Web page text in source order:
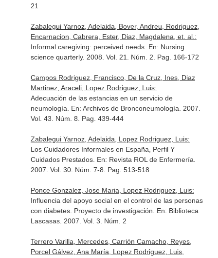
21
Zabalegui Yarnoz, Adelaida, Bover, Andreu, Rodriguez,
Encarnacion, Cabrera, Ester, Diaz, Magdalena, et. al.:
Informal caregiving: perceived needs. En: Nursing
science quarterly. 2008. Vol. 21. Núm. 2. Pag. 166-172
Campos Rodriguez, Francisco, De la Cruz, Ines, Diaz
Martinez, Araceli, Lopez Rodriguez, Luis:
Adecuación de las estancias en un servicio de
neumología. En: Archivos de Bronconeumología . 2007.
Vol. 43. Núm. 8. Pag. 439-444
Zabalegui Yarnoz, Adelaida, Lopez Rodriguez, Luis:
Los Cuidadores Informales en España, Perfil Y
Cuidados Prestados. En: Revista ROL de Enfermería
2007. Vol. 30. Núm. 7-8. Pag. 513-518
Ponce Gonzalez, Jose Maria, Lopez Rodriguez, Luis:
Influencia del apoyo social en el control de las personas
con diabetes. Proyecto de investigación. En: Biblioteca
Lascasas. 2007. Vol. 3. Núm. 2
Terrero Varilla, Mercedes, Carrión Camacho, Reyes,
Porcel Gálvez, Ana María, Lopez Rodriguez, Luis,